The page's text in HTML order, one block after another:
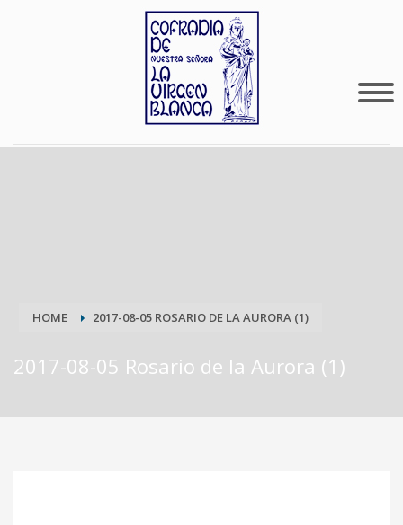
HOME 2017-08-05 ROSARIO DE LA AURORA (1)
2017-08-05 Rosario de la Aurora (1)